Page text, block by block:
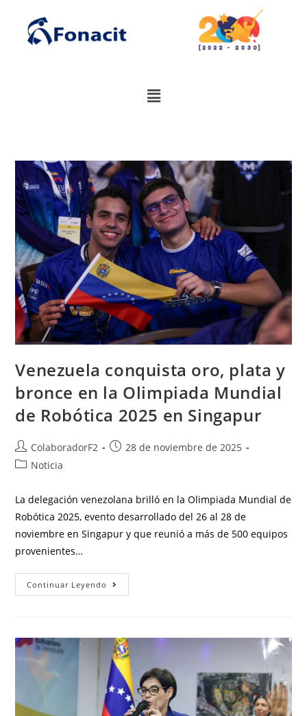
Venezuela conquista oro, plata y
bronce en la Olimpiada Mundial
de Robótica 2025 en Singapur
ColaboradorF2
28 de noviembre de 2025
Noticia
La delegación venezolana brilló en la Olimpiada Mundial de
Robótica 2025, evento desarrollado del 26 al 28 de
noviembre en Singapur y que reunió a más de 500 equipos
provenientes…
Continuar Leyendo